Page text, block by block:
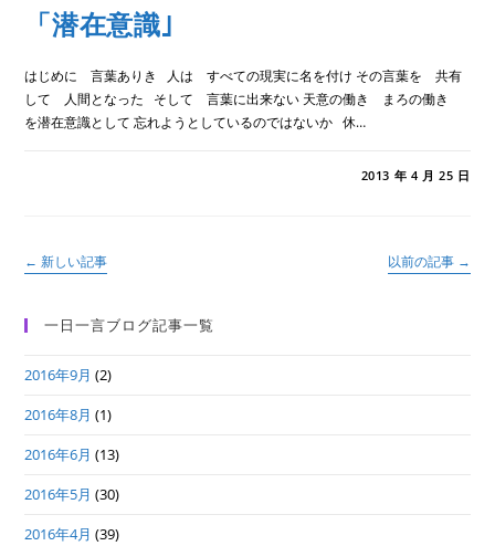
バ
ー
「潜在意識｣
はじめに 言葉ありき 人は すべての現実に名を付け その言葉を 共有
して 人間となった そして 言葉に出来ない 天意の働き まろの働き
を潜在意識として 忘れようとしているのではないか 休…
2013 年 4 月 25 日
← 新しい記事 以前の記事 →
一日一言ブログ記事一覧
2016年9月 (2)
2016年8月 (1)
2016年6月 (13)
2016年5月 (30)
2016年4月 (39)